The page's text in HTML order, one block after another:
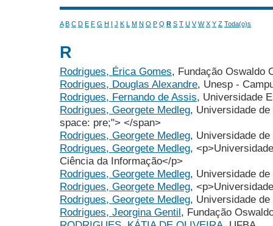
A B C D E F G H I J K L M N O P Q R S T U V W X Y Z Toda(o)s
R
Rodrigues, Érica Gomes, Fundação Oswaldo
Rodrigues, Douglas Alexandre, Unesp -
Rodrigues, Fernando de Assis, Universidade
Rodrigues, Georgete Medleg, Universidade
space: pre;"> </span>
Rodrigues, Georgete Medleg, Universidade
Rodrigues, Georgete Medleg,
Ciência da Informação</p>
Rodrigues, Georgete Medleg, Universidade
Rodrigues, Georgete Medleg,
Rodrigues, Georgete Medleg, Universidade
Rodrigues, Jeorgina Gentil, Fundação